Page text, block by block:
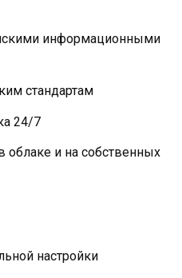
информационными
стандартам
24/7
облаке и на собственных
настройки